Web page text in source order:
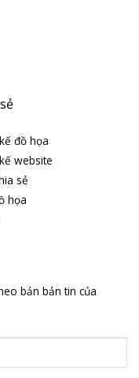
đồ họa
website
sẻ
họa
bản bản tin của